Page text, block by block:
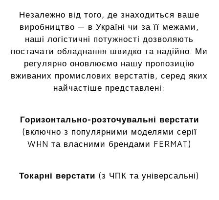
Незалежно від того, де знаходиться ваше
виробництво — в Україні чи за її межами,
наші логістичні потужності дозволяють
постачати обладнання швидко та надійно. Ми
регулярно оновлюємо нашу пропозицію
вживаних промислових верстатів, серед яких
найчастіше представлені:
Горизонтально-розточувальні верстати
(включно з популярними моделями серії
WHN та власними брендами FERMAT)
Токарні верстати (з ЧПК та універсальні)